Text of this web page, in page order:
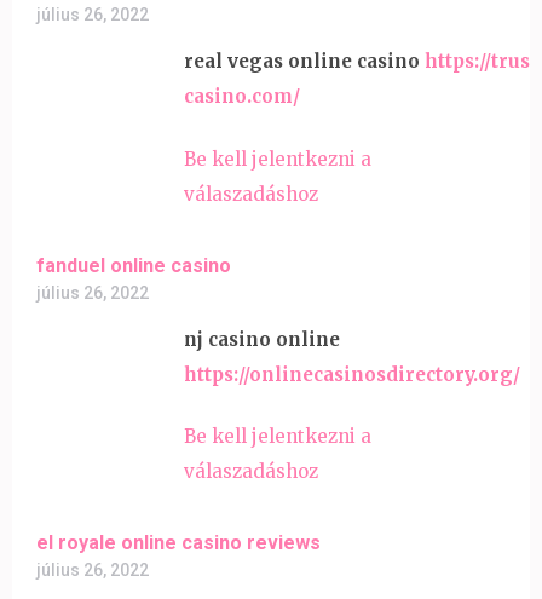
július 26, 2022
real vegas online casino https://
casino.com/
Be kell jelentkezni a
válaszadáshoz
fanduel online casino
július 26, 2022
nj casino online
https://onlinecasinosdirectory.org/
Be kell jelentkezni a
válaszadáshoz
el royale online casino reviews
július 26, 2022